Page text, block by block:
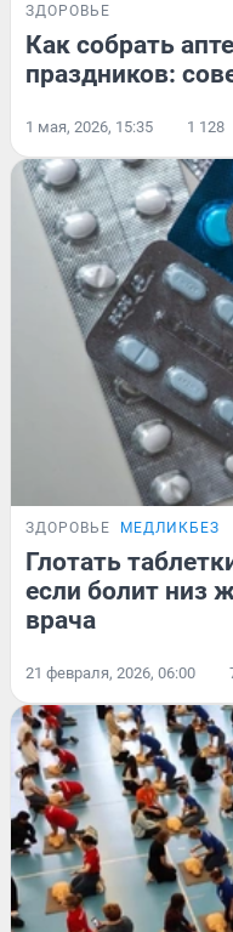
ЗДОРОВЬЕ
Как собрать
праздников:
1 мая, 2026, 15:35 1 128
ЗДОРОВЬЕ МЕДЛИКБЕЗ
Глотать
если болит низ
врача
21 февраля, 2026, 06:00